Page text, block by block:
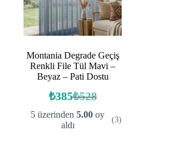
Montania Degrade Geçiş
Renkli File Tül Mavi –
Beyaz – Pati Dostu
₺528
Orijinal
fiyat:
₺528.
₺385Şu
andaki
fiyat:
5 üzerinden5.00 oy
aldı
(3)